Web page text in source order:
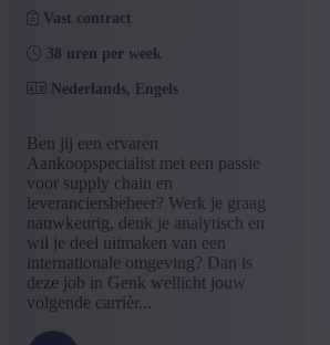
Vast contract
38 uren per week
Nederlands, Engels
Ben jij een ervaren
Aankoopspecialist met een passie
voor supply chain en
leveranciersbeheer? Werk je graag
nauwkeurig, denk je analytisch en
wil je deel uitmaken van een
internationale omgeving? Dan is
deze job in Genk wellicht jouw
volgende carrièr...